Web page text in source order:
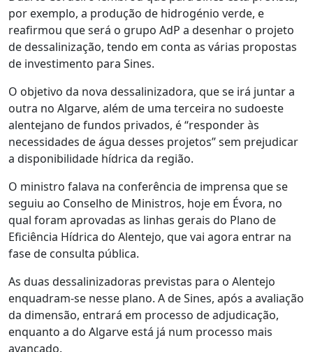
por exemplo, a produção de hidrogénio verde, e
reafirmou que será o grupo AdP a desenhar o projeto
de dessalinização, tendo em conta as várias propostas
de investimento para Sines.
O objetivo da nova dessalinizadora, que se irá juntar a
outra no Algarve, além de uma terceira no sudoeste
alentejano de fundos privados, é “responder às
necessidades de água desses projetos” sem prejudicar
a disponibilidade hídrica da região.
O ministro falava na conferência de imprensa que se
seguiu ao Conselho de Ministros, hoje em Évora, no
qual foram aprovadas as linhas gerais do Plano de
Eficiência Hídrica do Alentejo, que vai agora entrar na
fase de consulta pública.
As duas dessalinizadoras previstas para o Alentejo
enquadram-se nesse plano. A de Sines, após a avaliação
da dimensão, entrará em processo de adjudicação,
enquanto a do Algarve está já num processo mais
avançado.